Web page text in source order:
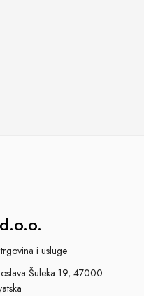
i usluge
Šuleka 19, 47000